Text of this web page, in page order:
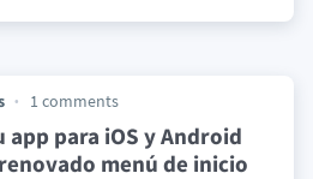
1 comments
para iOS y Android
menú de inicio